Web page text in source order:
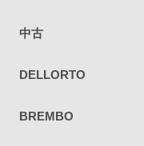
中古
DELLORTO
BREMBO